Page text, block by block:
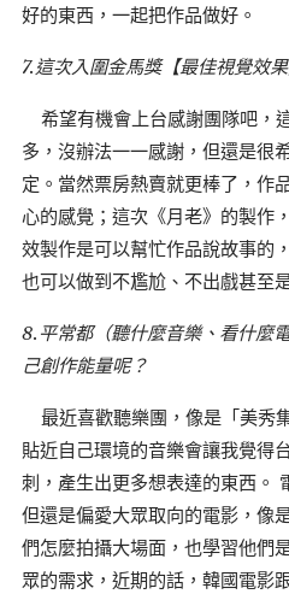
好的東西，一起把作品做好。
7.這次入圍金馬獎【最佳視覺效
希望有機會上台感謝團隊吧，
多，沒辦法一一感謝，但還是很
定。當然票房熱賣就更棒了，作
心的感覺；這次《月老》的製作
效製作是可以幫忙作品說故事的
也可以做到不尷尬、不出戲甚至
8.平常都（聽什麼音樂、看什麼
己創作能量呢？
最近喜歡聽樂團，像是「美秀
貼近自己環境的音樂會讓我覺得
刺，產生出更多想表達的東西。
但還是偏愛大眾取向的電影，像
們怎麼拍攝大場面，也學習他們
眾的需求，近期的話，韓國電影